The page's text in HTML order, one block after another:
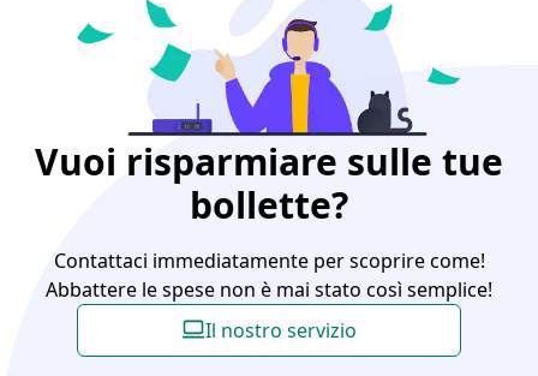
Vuoi risparmiare sulle tue
bollette?
Contattaci immediatamente per scoprire come!
Abbattere le spese non è mai stato così semplice!
Il nostro servizio